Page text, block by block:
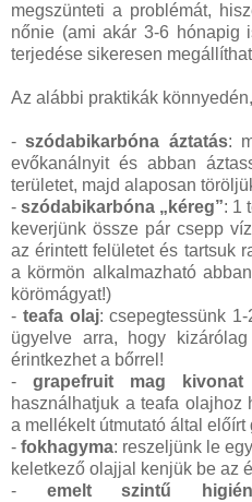
megszünteti a problémát,
nőnie (ami akár 3-6 hónapig
terjedése sikeresen
Az alábbi praktikák
-szódabikarbóna áztatás:
evőkanálnyit és abban
területet, majd alaposan
- szódabikarbóna „kéreg”: 1
keverjünk össze pár csepp
az érintett felületet és tartsuk
a körmön alkalmazható
körömágyat!)
- teafa olaj: csepegtessünk
ügyelve arra, hogy
érintkezhet a bőrrel!
- grapefruit mag kivonat
használhatjuk a teafa
a mellékelt útmutató által előírt
- fokhagyma: reszeljünk le
keletkező olajjal kenjük be az
- emelt szintű